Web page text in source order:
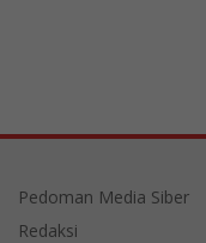
Pedoman Media Siber
Redaksi